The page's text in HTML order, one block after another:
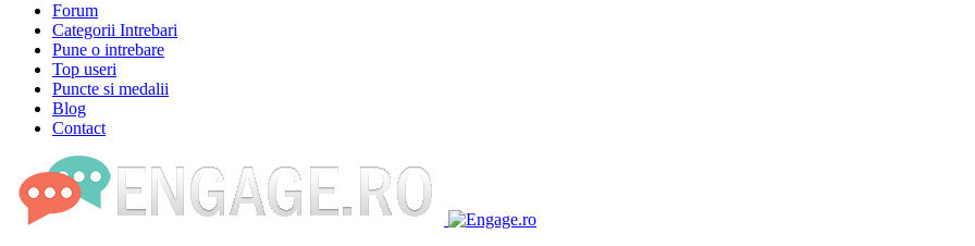
Forum
Categorii Intrebari
Pune o intrebare
Top useri
Puncte si medalii
Blog
Contact